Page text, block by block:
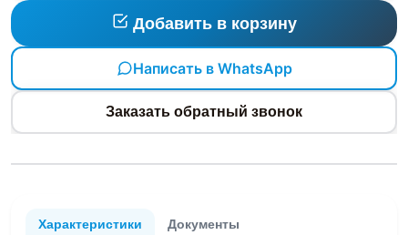
Добавить в корзину
Написать в WhatsApp
Заказать обратный звонок
Характеристики Документы